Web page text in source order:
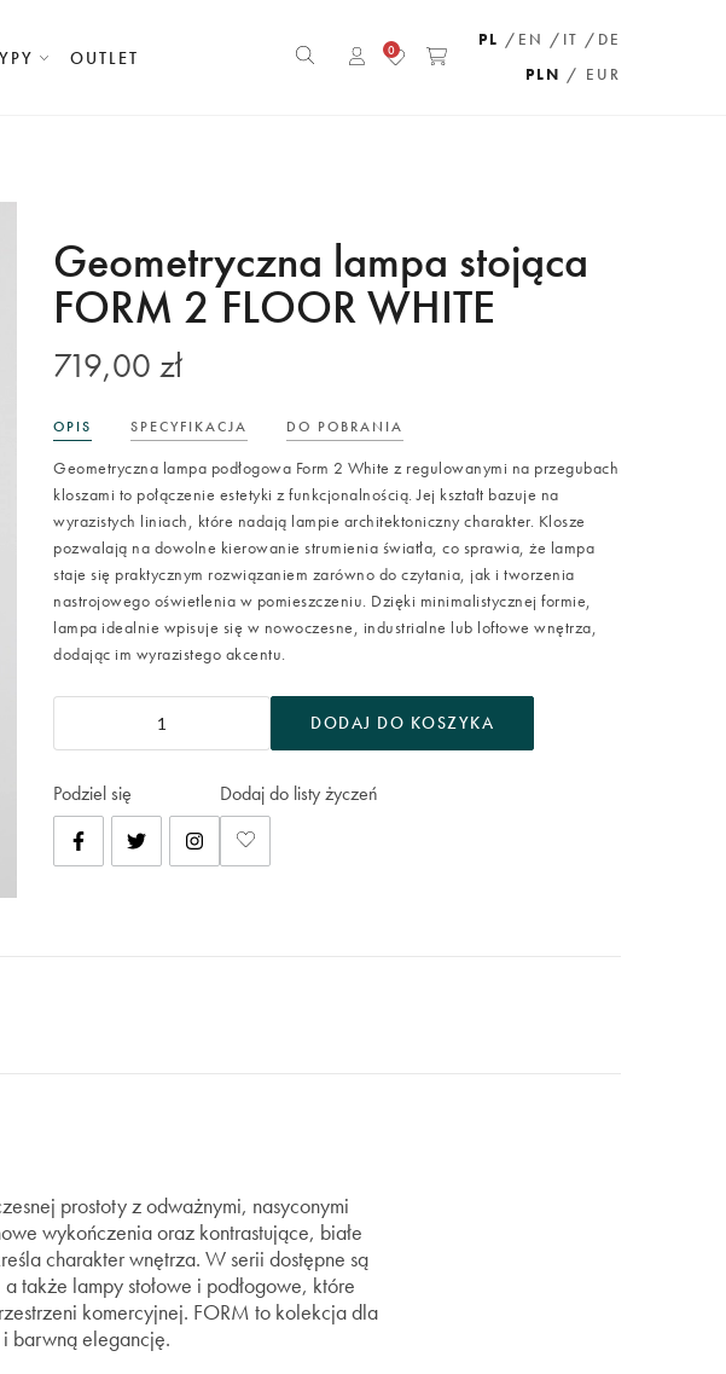
OUTLET 0
PL /EN /IT /DE
PLN / EUR
Geometryczna lampa stojąca
FORM 2 FLOOR WHITE
719,00 zł
OPIS SPECYFIKACJA DO POBRANIA
Geometryczna lampa podłogowa Form 2 White z regulowanymi na przegubach
kloszami to połączenie estetyki z funkcjonalnością. Jej kształt bazuje na
wyrazistych liniach, które nadają lampie architektoniczny charakter. Klosze
pozwalają na dowolne kierowanie strumienia światła, co sprawia, że lampa
staje się praktycznym rozwiązaniem zarówno do czytania, jak i tworzenia
nastrojowego oświetlenia w pomieszczeniu. Dzięki minimalistycznej formie,
lampa idealnie wpisuje się w nowoczesne, industrialne lub loftowe wnętrza,
dodając im wyrazistego akcentu.
DODAJ DO KOSZYKA
Podziel się Dodaj do listy życzeń
prostoty z odważnymi, nasyconymi
wykończenia oraz kontrastujące, białe
charakter wnętrza. W serii dostępne są
także lampy stołowe i podłogowe, które
komercyjnej. FORM to kolekcja dla
barwną elegancję.